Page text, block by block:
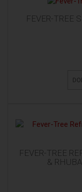
FEVER-TREE
FEVER-TREE
&